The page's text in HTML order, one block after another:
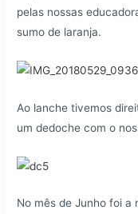
pelas nossas
sumo de laranja.
Ao lanche tivemos
um dedoche com o
No mês de Junho foi a